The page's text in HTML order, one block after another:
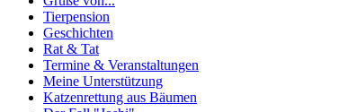
Tierpension
Geschichten
Rat & Tat
Termine & Veranstaltungen
Meine Unterstützung
Katzenrettung aus Bäumen